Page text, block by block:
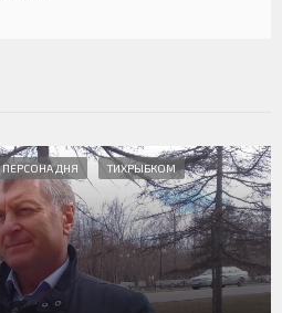
ПЕРСОНА ДНЯ ТИХРЫБКОМ